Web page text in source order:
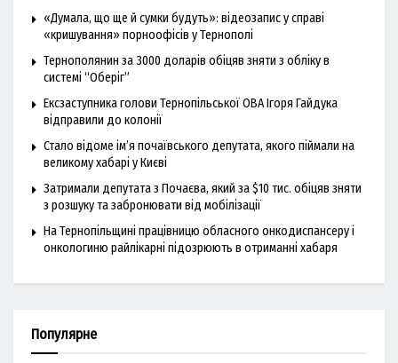
«Думала, що ще й сумки будуть»: відеозапис у справі
«кришування» порноофісів у Тернополі
Тернополянин за 3000 доларів обіцяв зняти з обліку в
системі “Оберіг”
Ексзаступника голови Тернопільської ОВА Ігоря Гайдука
відправили до колонії
Стало відоме ім’я почаївського депутата, якого піймали на
великому хабарі у Києві
Затримали депутата з Почаєва, який за $10 тис. обіцяв зняти
з розшуку та забронювати від мобілізації
На Тернопільщині працівницю обласного онкодиспансеру і
онкологиню райлікарні підозрюють в отриманні хабаря
Популярне